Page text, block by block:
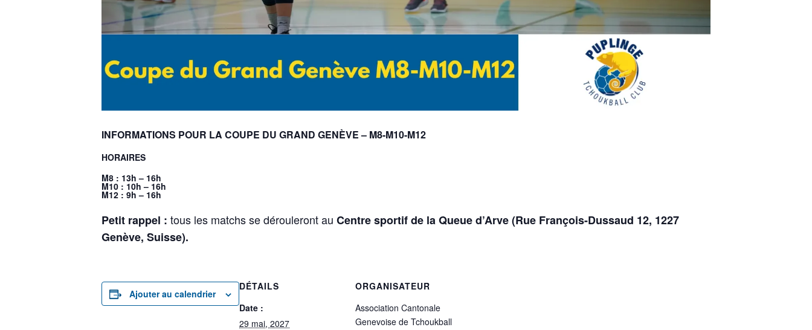
INFORMATIONS POUR LA COUPE DU GRAND GENÈVE – M8-M10-M12
HORAIRES
M8 : 13h – 16h
M10 : 10h – 16h
M12 : 9h – 16h
Petit rappel : tous les matchs se dérouleront au Centre sportif de la Queue d’Arve (Rue François-Dussaud 12, 1227
Genève, Suisse).
Ajouter au calendrier
DÉTAILS
Date :
29 mai, 2027
ORGANISATEUR
Association Cantonale
Genevoise de Tchoukball